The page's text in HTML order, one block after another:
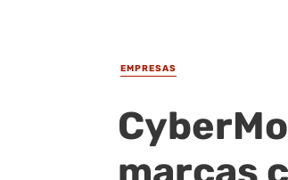
EMPRESAS